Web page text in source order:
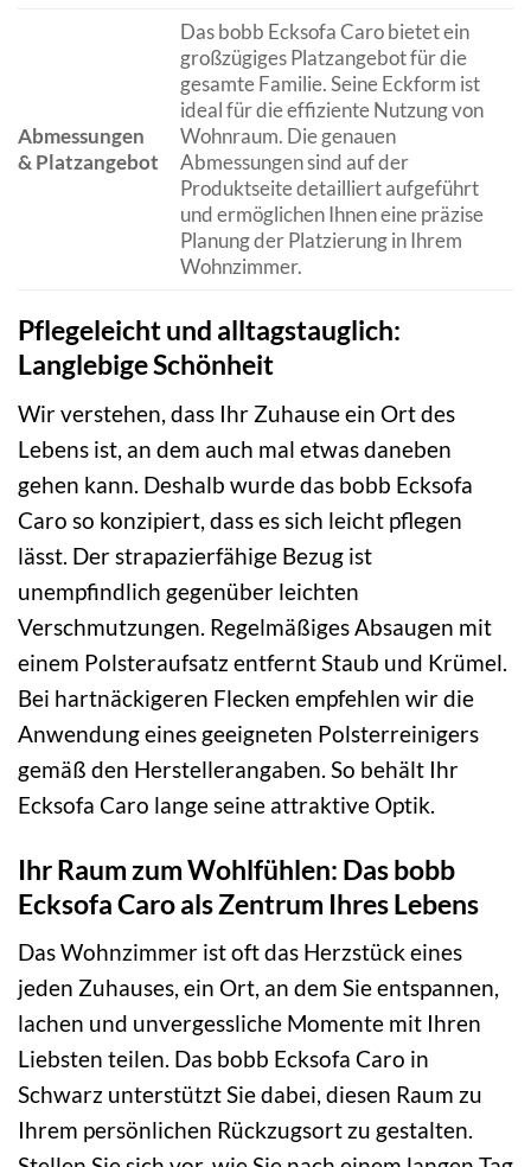
Abmessungen
& Platzangebot
Das bobb Ecksofa Caro bietet ein
großzügiges Platzangebot für die
gesamte Familie. Seine Eckform ist
ideal für die effiziente Nutzung von
Wohnraum. Die genauen
Abmessungen sind auf der
Produktseite detailliert aufgeführt
und ermöglichen Ihnen eine präzise
Planung der Platzierung in Ihrem
Wohnzimmer.
Pflegeleicht und alltagstauglich:
Langlebige Schönheit
Wir verstehen, dass Ihr Zuhause ein Ort des
Lebens ist, an dem auch mal etwas daneben
gehen kann. Deshalb wurde das bobb Ecksofa
Caro so konzipiert, dass es sich leicht pflegen
lässt. Der strapazierfähige Bezug ist
unempfindlich gegenüber leichten
Verschmutzungen. Regelmäßiges Absaugen mit
einem Polsteraufsatz entfernt Staub und Krümel.
Bei hartnäckigeren Flecken empfehlen wir die
Anwendung eines geeigneten Polsterreinigers
gemäß den Herstellerangaben. So behält Ihr
Ecksofa Caro lange seine attraktive Optik.
Ihr Raum zum Wohlfühlen: Das bobb
Ecksofa Caro als Zentrum Ihres Lebens
Das Wohnzimmer ist oft das Herzstück eines
jeden Zuhauses, ein Ort, an dem Sie entspannen,
lachen und unvergessliche Momente mit Ihren
Liebsten teilen. Das bobb Ecksofa Caro in
Schwarz unterstützt Sie dabei, diesen Raum zu
Ihrem persönlichen Rückzugsort zu gestalten.